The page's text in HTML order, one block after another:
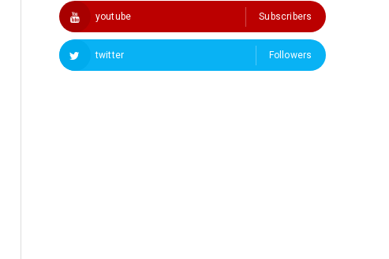
youtube Subscribers
twitter Followers